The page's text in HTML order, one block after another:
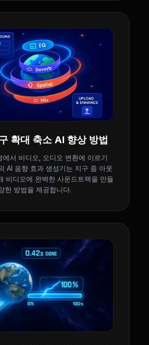
확대 축소 AI 향상 방법
에서 비디오, 오디오 변환에 이르기
AI 음향 효과 생성기는 지구 줌 아웃
비디오에 완벽한 사운드트랙을 만들
한 방법을 제공합니다.